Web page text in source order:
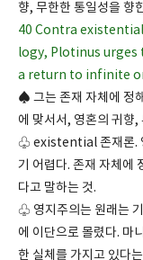
향, 무한한 통일성을 향
40 Contra
logy, Plotinus
a return to infinite
♠ 그는 존재 자체에 정
에 맞서서, 영혼의 귀향,
♧ existential 존재론.
기 어렵다. 존재 자체에
다고 말하는 것.
♧ 영지주의는 원래는
에 이단으로 몰렸다. 마
한 실체를 가지고 있다